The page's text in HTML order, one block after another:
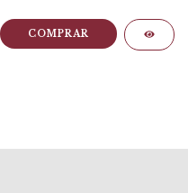
COMPRAR